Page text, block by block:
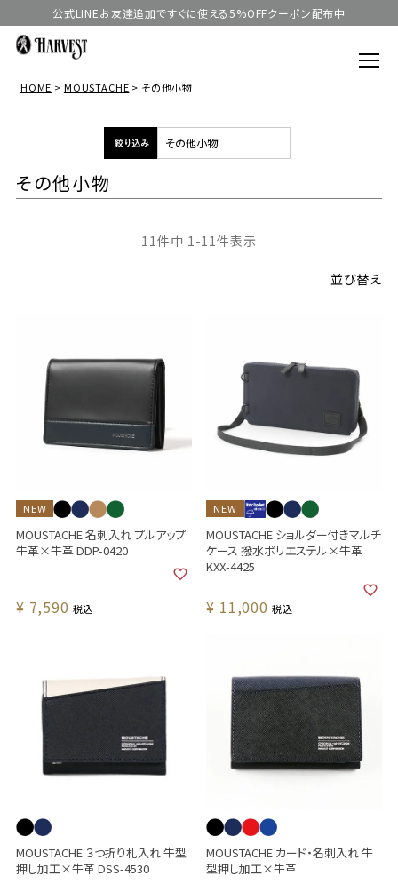
公式LINEお友達追加ですぐに使える5%OFFクーポン配布中
HOME MOUSTACHE その他小物
その他小物
並び替え
11件中 1 -11件表示
NEW
MOUSTACHE 名刺入れ プルアップ
牛革×牛革 DDP-0420
¥ 7,590 税込
NEW
MOUSTACHE ショルダー付きマルチ
ケース 撥水ポリエステル×牛革
KXX-4425
¥ 11,000 税込
MOUSTACHE ３つ折り札入れ 牛型
押し加工×牛革 DSS-4530
MOUSTACHE カード・名刺入れ 牛
型押し加工×牛革